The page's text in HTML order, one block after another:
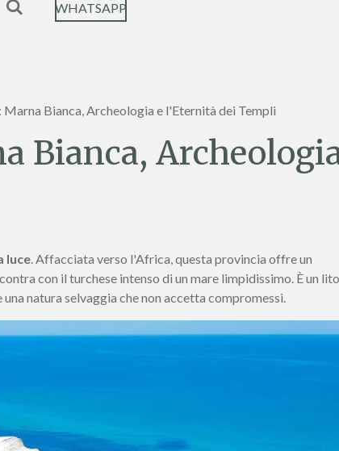
WHATSAPP
Bianca, Archeologia e l'Eternità dei Templi
Bianca,
luce. Affacciata verso l'Africa, questa provincia offre un
con il turchese intenso di un mare limpidissimo. È un
natura selvaggia che non accetta compromessi.